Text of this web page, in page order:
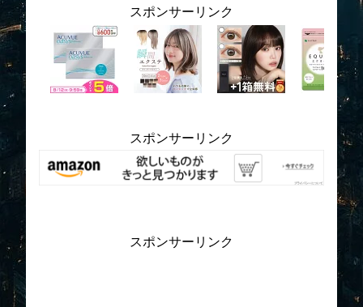
スポンサーリンク
スポンサーリンク
スポンサーリンク